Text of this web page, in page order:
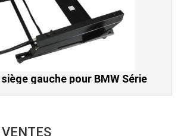
siège gauche pour BMW Série
Cabriolet et CSL) et BMW X3
E83 (2004-2010)